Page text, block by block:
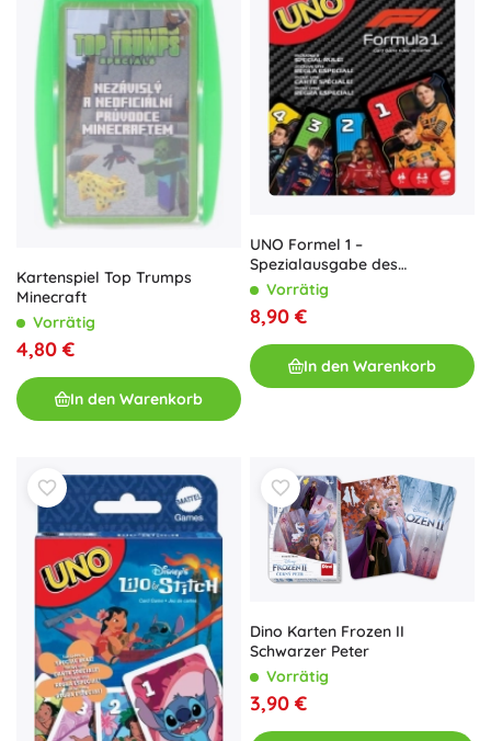
Kartenspiel Top Trumps
Minecraft
Vorrätig
4,80 €
In den Warenkorb
UNO Formel 1 –
Spezialausgabe des
Kartenspiels
Vorrätig
8,90 €
In den Warenkorb
Dino Karten Frozen II
Schwarzer Peter
Vorrätig
3,90 €